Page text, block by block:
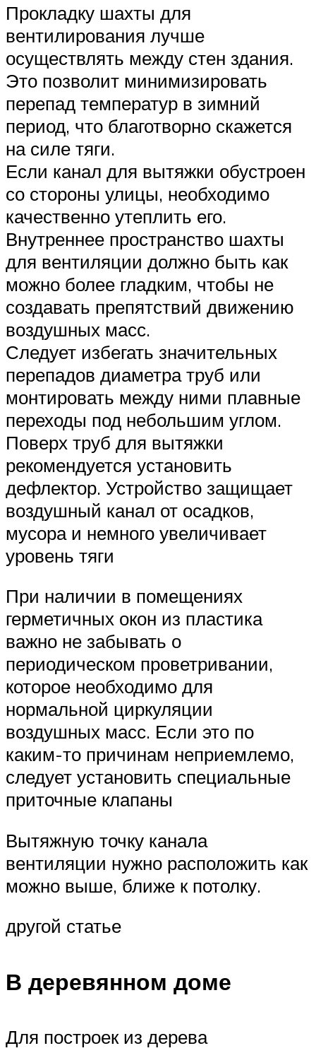
Прокладку шахты для
вентилирования лучше
осуществлять между стен здания.
Это позволит минимизировать
перепад температур в зимний
период, что благотворно скажется
на силе тяги.
Если канал для вытяжки обустроен
со стороны улицы, необходимо
качественно утеплить его.
Внутреннее пространство шахты
для вентиляции должно быть как
можно более гладким, чтобы не
создавать препятствий движению
воздушных масс.
Следует избегать значительных
перепадов диаметра труб или
монтировать между ними плавные
переходы под небольшим углом.
Поверх труб для вытяжки
рекомендуется установить
дефлектор. Устройство защищает
воздушный канал от осадков,
мусора и немного увеличивает
уровень тяги
При наличии в помещениях
герметичных окон из пластика
важно не забывать о
периодическом проветривании,
которое необходимо для
нормальной циркуляции
воздушных масс. Если это по
каким-то причинам неприемлемо,
следует установить специальные
приточные клапаны
Вытяжную точку канала
вентиляции нужно расположить как
можно выше, ближе к потолку.
другой статье
В деревянном доме
Для построек из дерева